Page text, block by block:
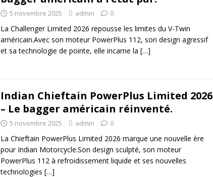
5 novembre 2025 admin 0
La Challenger Limited 2026 repousse les limites du V-Twin
américain.Avec son moteur PowerPlus 112, son design agressif
et sa technologie de pointe, elle incarne la […]
Indian Chieftain PowerPlus Limited 2026
– Le bagger américain réinventé.
5 novembre 2025 admin 0
La Chieftain PowerPlus Limited 2026 marque une nouvelle ère
pour Indian Motorcycle.Son design sculpté, son moteur
PowerPlus 112 à refroidissement liquide et ses nouvelles
technologies […]